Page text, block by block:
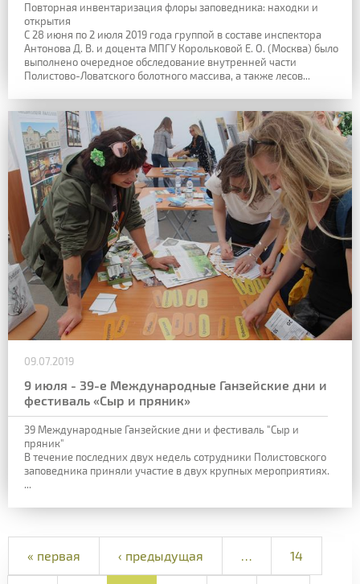
Повторная инвентаризация флоры заповедника: находки и
открытия
С 28 июня по 2 июля 2019 года группой в составе инспектора
Антонова Д. В. и доцента МПГУ Корольковой Е. О. (Москва) было
выполнено очередное обследование внутренней части
Полистово-Ловатского болотного массива, а также лесов...
09.07.2019
9 июля - 39-е Международные Ганзейские дни и
фестиваль «Сыр и пряник»
39 Международные Ганзейские дни и фестиваль "Сыр и
пряник"
В течение последних двух недель сотрудники Полистовского
заповедника приняли участие в двух крупных мероприятиях.
...
« первая ‹ предыдущая … 14